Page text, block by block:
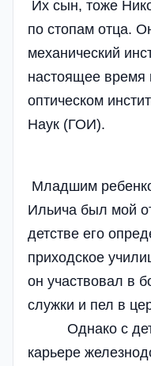
Их сын, тоже
по стопам отца.
механический
настоящее время
оптическом
Наук (ГОИ).
Младшим
Ильича был мой
детстве его
приходское
он участвовал в
служки и пел в
Однако с
карьере